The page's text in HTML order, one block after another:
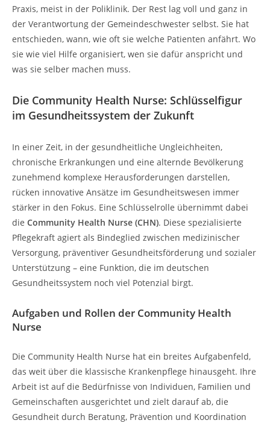
Praxis, meist in der Poliklinik. Der Rest lag voll und ganz in
der Verantwortung der Gemeindeschwester selbst. Sie hat
entschieden, wann, wie oft sie welche Patienten anfährt. Wo
sie wie viel Hilfe organisiert, wen sie dafür anspricht und
was sie selber machen muss.
Die Community Health Nurse: Schlüsselfigur
im Gesundheitssystem der Zukunft
In einer Zeit, in der gesundheitliche Ungleichheiten,
chronische Erkrankungen und eine alternde Bevölkerung
zunehmend komplexe Herausforderungen darstellen,
rücken innovative Ansätze im Gesundheitswesen immer
stärker in den Fokus. Eine Schlüsselrolle übernimmt dabei
die Community Health Nurse (CHN). Diese spezialisierte
Pflegekraft agiert als Bindeglied zwischen medizinischer
Versorgung, präventiver Gesundheitsförderung und sozialer
Unterstützung – eine Funktion, die im deutschen
Gesundheitssystem noch viel Potenzial birgt.
Aufgaben und Rollen der Community Health
Nurse
Die Community Health Nurse hat ein breites Aufgabenfeld,
das weit über die klassische Krankenpflege hinausgeht. Ihre
Arbeit ist auf die Bedürfnisse von Individuen, Familien und
Gemeinschaften ausgerichtet und zielt darauf ab, die
Gesundheit durch Beratung, Prävention und Koordination